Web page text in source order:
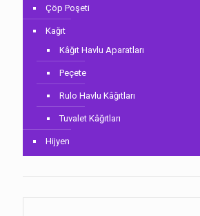
Çöp Poşeti
Kağıt
Kâğıt Havlu Aparatları
Peçete
Rulo Havlu Kâğıtları
Tuvalet Kâğıtları
Hijyen